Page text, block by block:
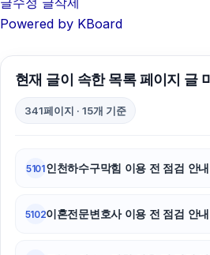
Powered by KBoard
현재 글이 속한 목록 페이지 글
341페이지 · 15개 기준
5101인천하수구막힘 이용 전 점검
5102이혼전문변호사 이용 전 점검